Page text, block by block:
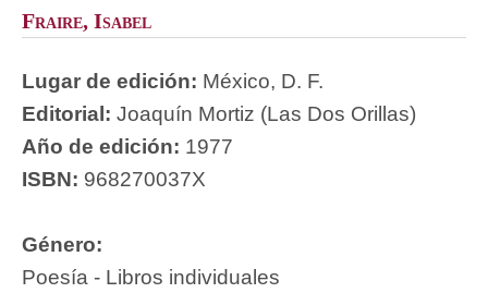
Fraire, Isabel
Lugar de edición: México, D. F.
Editorial: Joaquín Mortiz (Las Dos Orillas)
Año de edición: 1977
ISBN: 968270037X
Género:
Poesía - Libros individuales